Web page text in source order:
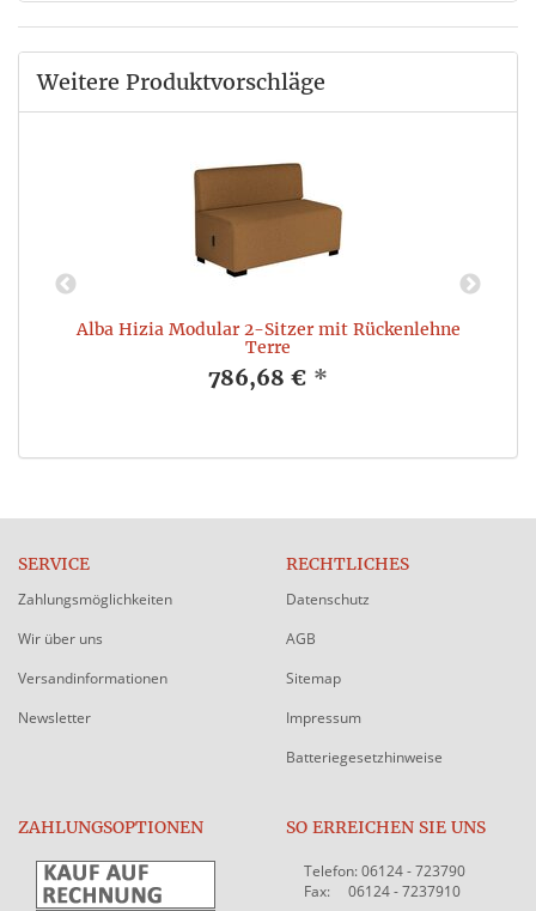
Weitere Produktvorschläge
Alba Hizia Modular 2-Sitzer mit Rückenlehne
Terre
786,68 € *
SERVICE
Zahlungsmöglichkeiten
Wir über uns
Versandinformationen
Newsletter
RECHTLICHES
Datenschutz
AGB
Sitemap
Impressum
Batteriegesetzhinweise
ZAHLUNGSOPTIONEN SO ERREICHEN SIE UNS
Telefon: 06124 - 723790
Fax: 06124 - 7237910